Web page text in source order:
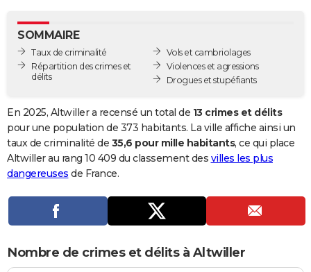
GUIDES D'ACHAT
BONS PLANS
Carte de Noël
Carte Bonne année
Carte Saint-Valentin
Carte Pâques
Carte d'anniversaire
DICTIONNAIRE
Dictionnaire
Biographies
Citations
Expressions
Proverbes
PROGRAMME TV
Se connecter
Entreprises
Service militaire
Avis de recherche
AVIS DE DÉCÈS
Bricolage
Lifestyle
Culture
Sport
Auto
Television
Voyage
Cinema
SOMMAIRE
Taux de criminalité
Répartition des crimes et
délits
Vols et cambriolages
Violences et agressions
Drogues et stupéfiants
En 2025, Altwiller a recensé un total de 13 crimes et délits
pour une population de 373 habitants. La ville affiche ainsi un
taux de criminalité de 35,6 pour mille habitants, ce qui place
Altwiller au rang 10 409 du classement des villes les plus
dangereuses de France.
Nombre de crimes et délits à Altwiller